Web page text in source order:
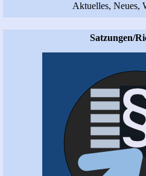
Aktuelles, Neues,
Satzungen/